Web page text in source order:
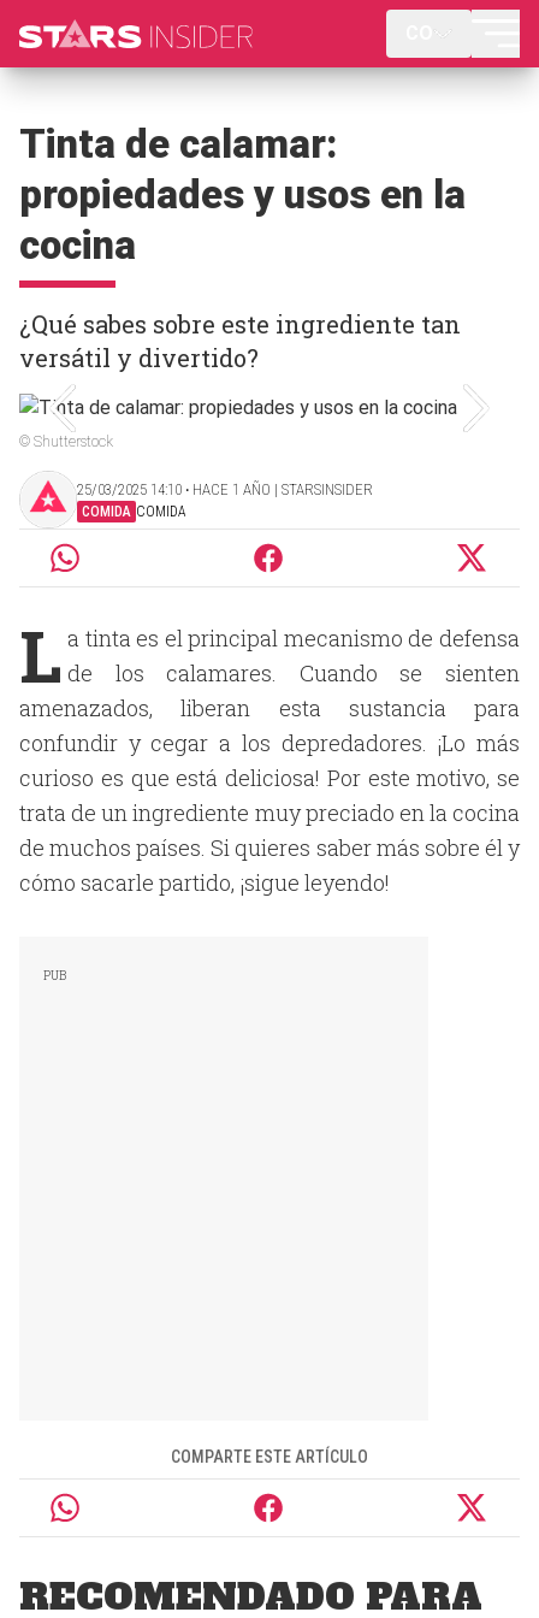
Tinta de calamar:
propiedades y usos en la
cocina
¿Qué sabes sobre este ingrediente tan
versátil y divertido?
© Shutterstock
25/03/2025 14:10 ‧ HACE 1 AÑO | STARSINSIDER
COMIDA COMIDA
L a tinta es el principal mecanismo de defensa
de los calamares. Cuando se sienten
amenazados, liberan esta sustancia para
confundir y cegar a los depredadores. ¡Lo más
curioso es que está deliciosa! Por este motivo, se
trata de un ingrediente muy preciado en la cocina
de muchos países. Si quieres saber más sobre él y
cómo sacarle partido, ¡sigue leyendo!
COMPARTE ESTE ARTÍCULO
RECOMENDADO PARA